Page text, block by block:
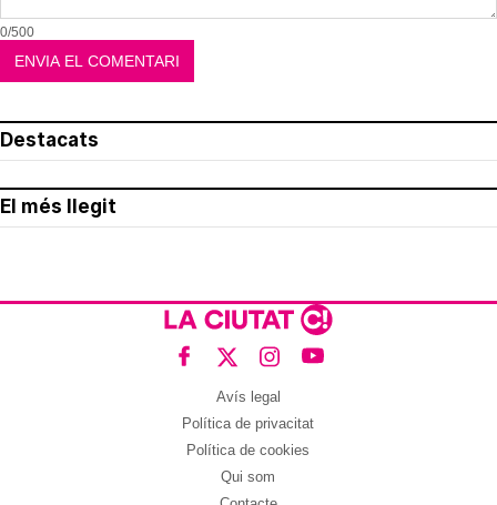
0/500
Destacats
El més llegit
Avís legal
Política de privacitat
Política de cookies
Qui som